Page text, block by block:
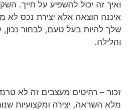
ואיך זה יכול להשפיע על חייך.
איננה הוצאה אלא יצירת נכס לא
שלך להיות בעל טעם, לבחור נכון,
והלילה.
זכור – רהיטים מעצבים זה לא
מלא השראה, יצירה ומקצועיות